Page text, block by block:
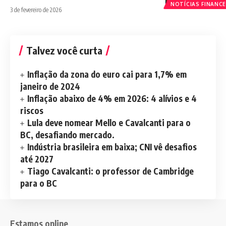
NOTÍCIAS
3 de fevereiro de 2026
Talvez você curta
Inflação da zona do euro cai para 1,7% em
janeiro de 2024
Inflação abaixo de 4% em 2026: 4 alívios e 4
riscos
Lula deve nomear Mello e Cavalcanti para o
BC, desafiando mercado.
Indústria brasileira em baixa; CNI vê desafios
até 2027
Tiago Cavalcanti: o professor de Cambridge
para o BC
Estamos online